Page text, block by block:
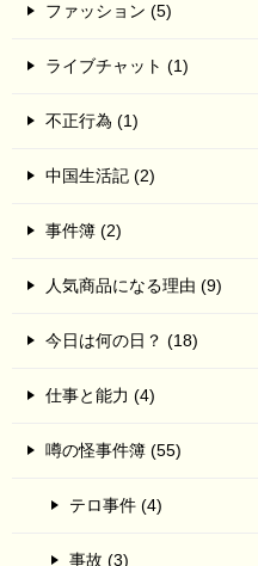
ファッション (5)
ライブチャット (1)
不正行為 (1)
中国生活記 (2)
事件簿 (2)
人気商品になる理由 (9)
今日は何の日？ (18)
仕事と能力 (4)
噂の怪事件簿 (55)
テロ事件 (4)
事故 (3)